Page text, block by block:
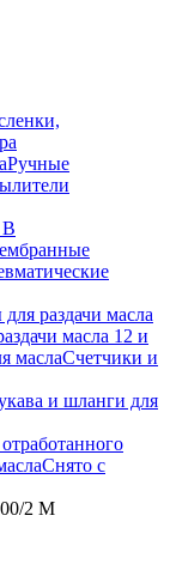
Ручные
В
раздачи масла
масла 12 и
маслаСчетчики и
и шланги для
Снято с
2 M